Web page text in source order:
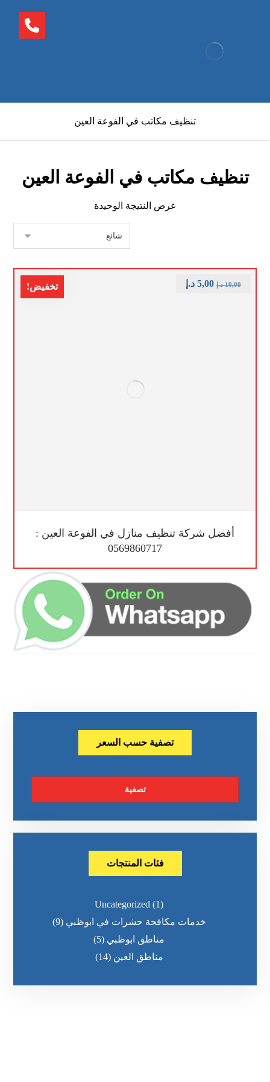
تنظيف مكاتب في الفوعة العين
تنظيف مكاتب في الفوعة العين
عرض النتيجة الوحيدة
تخفيض!
أفضل شركة تنظيف منازل في الفوعة العين :
0569860717
10,00 د.إ 5,00 د.إ
تصفية حسب السعر
تصفية
فئات المنتجات
Uncategorized (1)
خدمات مكافحة حشرات في ابوظبي (9)
مناطق ابوظبي (5)
مناطق العين (14)